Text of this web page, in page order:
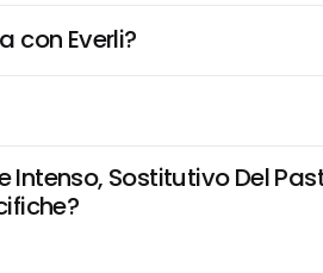
con Everli?
Sostitutivo Del